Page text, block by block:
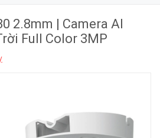
2.8mm | Camera AI
Full Color 3MP